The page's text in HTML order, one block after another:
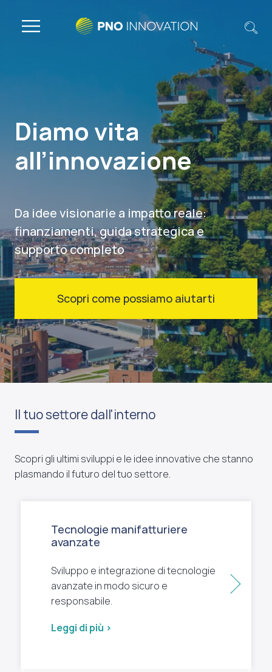
Diamo vita
all’innovazione
Da idee visionarie a impatto reale:
finanziamenti, guida strategica e
supporto completo
Scopri come possiamo aiutarti
Il tuo settore dall'interno
Scopri gli ultimi sviluppi e le idee innovative che stanno
plasmando il futuro del tuo settore.
Tecnologie manifatturiere
avanzate
Sviluppo e integrazione di tecnologie
avanzate in modo sicuro e
responsabile.
Leggi di più >